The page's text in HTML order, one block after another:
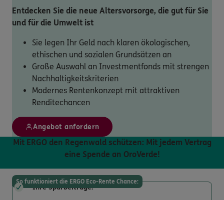
Entdecken Sie die neue Altersvorsorge, die gut für Sie
und für die Umwelt ist
Sie legen Ihr Geld nach klaren ökologischen,
ethischen und sozialen Grundsätzen an
Große Auswahl an Investmentfonds mit strengen
Nachhaltigkeitskriterien
Modernes Rentenkonzept mit attraktiven
Renditechancen
Angebot anfordern
Mit ERGO den Regenwald schützen: Mit jedem Vertrag
eine Spende an OroVerde!
So funktioniert die ERGO Eco-Rente Chance:
Ihre Sparbeiträge: